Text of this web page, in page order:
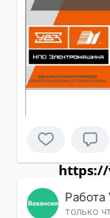
https://
только